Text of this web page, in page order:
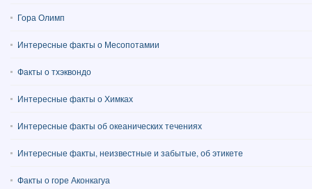
Гора Олимп
Интересные факты о Месопотамии
Факты о тхэквондо
Интересные факты о Химках
Интересные факты об океанических течениях
Интересные факты, неизвестные и забытые, об этикете
Факты о горе Аконкагуа